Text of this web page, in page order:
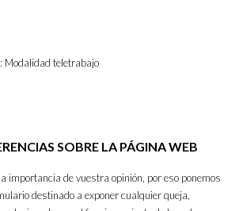
Modalidad teletrabajo
SOBRE LA PÁGINA WEB
importancia de vuestra opinión, por eso ponemos
destinado a exponer cualquier queja,